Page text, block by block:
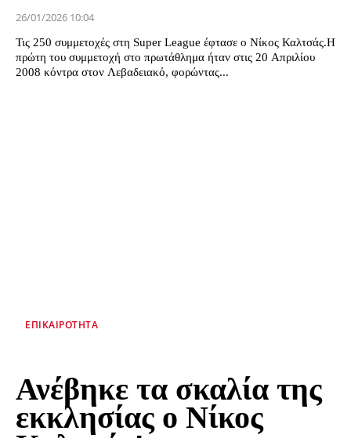
26/01/2026 10:04
Τις 250 συμμετοχές στη Super League έφτασε ο Νίκος Καλτσάς.Η
πρώτη του συμμετοχή στο πρωτάθλημα ήταν στις 20 Απριλίου
2008 κόντρα στον Λεβαδειακό, φορώντας...
ΕΠΙΚΑΙΡΌΤΗΤΑ
Ανέβηκε τα σκαλία της
εκκλησίας ο Νίκος